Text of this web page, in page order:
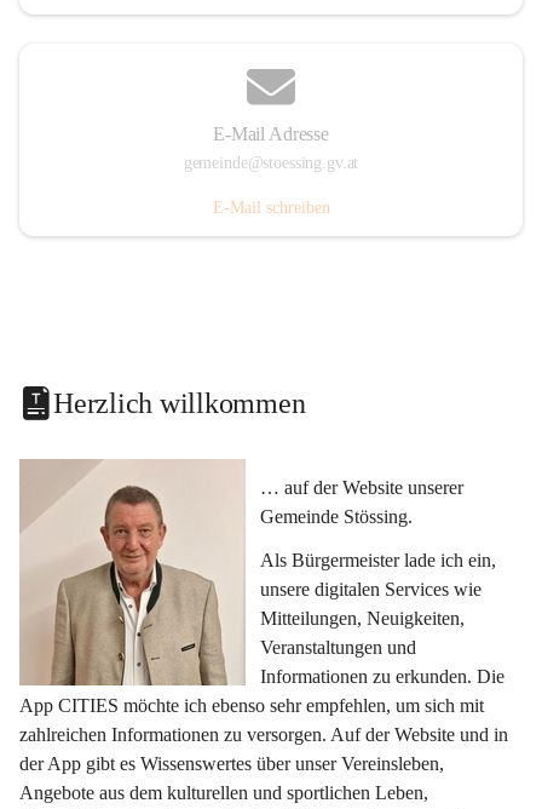
E-Mail Adresse
gemeinde@stoessing.gv.at
E-Mail schreiben
Herzlich willkommen
… auf der Website unserer
Gemeinde Stössing.
Als Bürgermeister lade ich ein,
unsere digitalen Services wie
Mitteilungen, Neuigkeiten,
Veranstaltungen und
Informationen zu erkunden. Die
App CITIES möchte ich ebenso sehr empfehlen, um sich mit
zahlreichen Informationen zu versorgen. Auf der Website und in
der App gibt es Wissenswertes über unser Vereinsleben,
Angebote aus dem kulturellen und sportlichen Leben,